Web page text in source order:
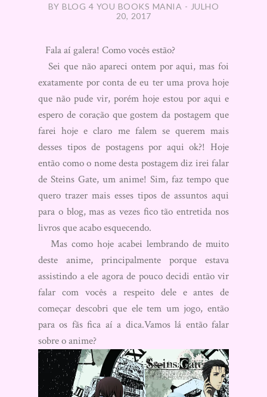
BY BLOG 4 YOU BOOKS MANIA - JULHO
20, 2017
Fala aí galera! Como vocês estão?
Sei que não apareci ontem por aqui, mas foi
exatamente por conta de eu ter uma prova hoje
que não pude vir, porém hoje estou por aqui e
espero de coração que gostem da postagem que
farei hoje e claro me falem se querem mais
desses tipos de postagens por aqui ok?! Hoje
então como o nome desta postagem diz irei falar
de Steins Gate, um anime! Sim, faz tempo que
quero trazer mais esses tipos de assuntos aqui
para o blog, mas as vezes fico tão entretida nos
livros que acabo esquecendo.
Mas como hoje acabei lembrando de muito
deste anime, principalmente porque estava
assistindo a ele agora de pouco decidi então vir
falar com vocês a respeito dele e antes de
começar descobri que ele tem um jogo, então
para os fãs fica aí a dica.Vamos lá então falar
sobre o anime?